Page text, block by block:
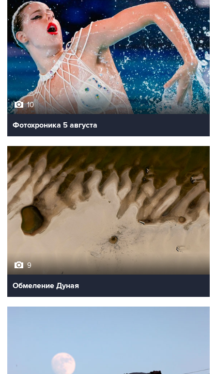
10
Фотохроника 5 августа
9
Обмеление Дуная